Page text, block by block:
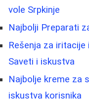
vole Srpkinje
Najbolji Preparati
Rešenja za iritacije
Saveti i iskustva
Najbolje kreme za
iskustva korisnika